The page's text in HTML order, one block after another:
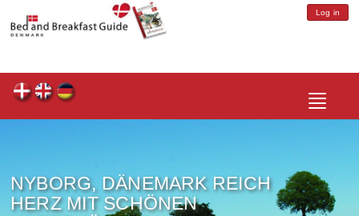
Log in
Toggle
NYBORG, DÄNEMARK REICH
HERZ MIT SCHÖNEN